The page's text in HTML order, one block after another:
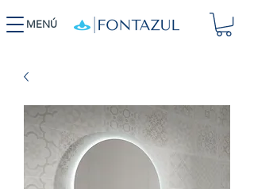
MENÚ